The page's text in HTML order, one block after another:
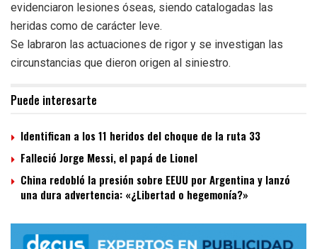
evidenciaron lesiones óseas, siendo catalogadas las
heridas como de carácter leve.
Se labraron las actuaciones de rigor y se investigan las
circunstancias que dieron origen al siniestro.
Puede interesarte
Identifican a los 11 heridos del choque de la ruta 33
Falleció Jorge Messi, el papá de Lionel
China redobló la presión sobre EEUU por Argentina y lanzó
una dura advertencia: «¿Libertad o hegemonía?»